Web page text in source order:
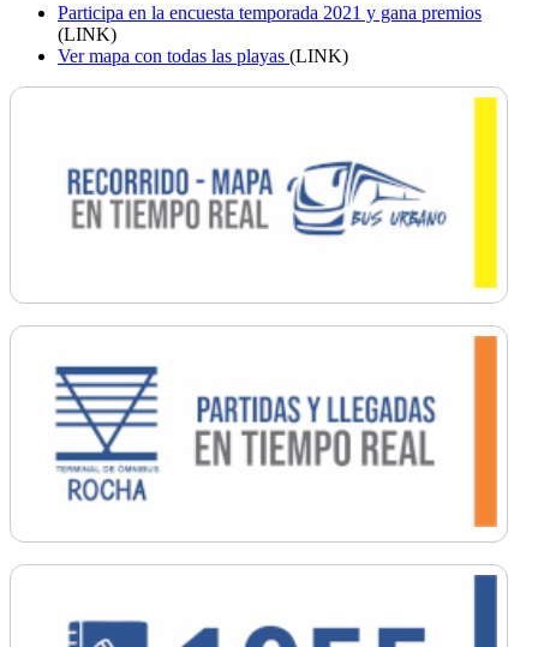
Participa en la encuesta temporada 2021 y gana premios
(LINK)
Ver mapa con todas las playas (LINK)